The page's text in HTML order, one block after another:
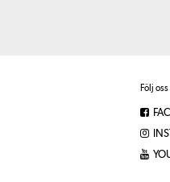
Följ oss